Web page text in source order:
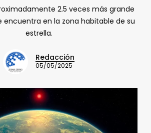
2.5 veces más grande
encuentra en la zona habitable de su
estrella.
Redacción
05/05/2025